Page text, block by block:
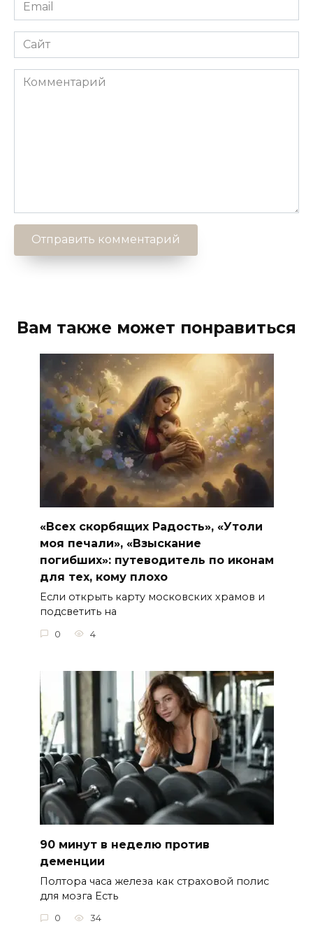
*
Сайт
Комментарий
Вам также может понравиться
«Всех скорбящих Радость», «Утоли
моя печали», «Взыскание
погибших»: путеводитель по иконам
для тех, кому плохо
Если открыть карту московских храмов и
подсветить на
0 4
90 минут в неделю против
деменции
Полтора часа железа как страховой полис
для мозга Есть
0 34